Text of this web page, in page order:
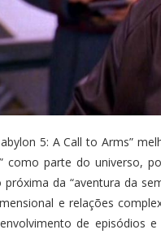
5: A Call to Arms”
” como parte do universo,
da “aventura da
e relações
de episódios